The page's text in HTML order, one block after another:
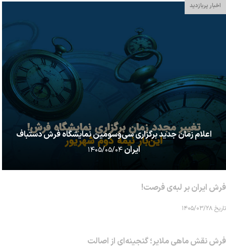
اخبار پربازدید
اعلام زمان جدید برگزاری سی‌وسومین نمایشگاه فرش دستباف
ایران۱۴۰۵/۰۵/۰۴
فرش ایران بر لبه‌ی فرصت!
تاریخ ۱۴۰۵/۰۳/۲۸
فرش نقش ماهی‌ ملایر؛ گنجینه‌ای از اصالت